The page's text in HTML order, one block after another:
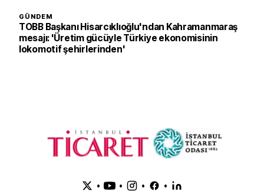
GÜNDEM
TOBB Başkanı Hisarcıklıoğlu'ndan Kahramanmaraş
mesajı: 'Üretim gücüyle Türkiye ekonomisinin
lokomotif şehirlerinden'
• • • •